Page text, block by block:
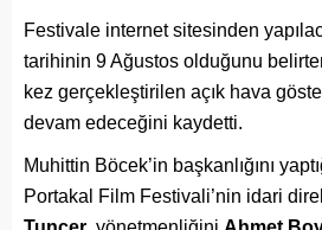
Festivale internet sitesinden
tarihinin 9 Ağustos olduğunu
kez gerçekleştirilen açık hava
devam edeceğini kaydetti.
Muhittin Böcek’in başkanlığını
Portakal Film Festivali’nin idari